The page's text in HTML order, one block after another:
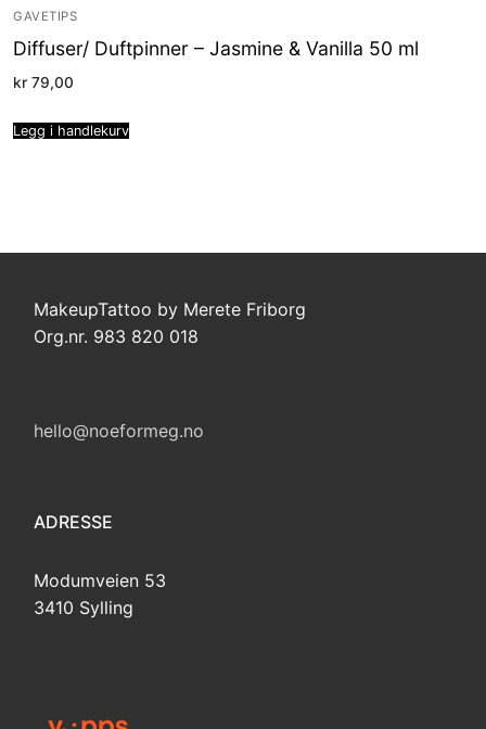
GAVETIPS
Diffuser/ Duftpinner – Jasmine & Vanilla 50 ml
kr 79,00
Legg i handlekurv
MakeupTattoo by Merete Friborg
Org.nr. 983 820 018
hello@noeformeg.no
ADRESSE
Modumveien 53
3410 Sylling